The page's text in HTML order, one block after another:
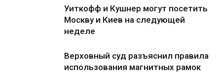
Уиткофф и Кушнер могут посетить
Москву и Киев на следующей
неделе
Верховный суд разъяснил правила
использования магнитных рамок